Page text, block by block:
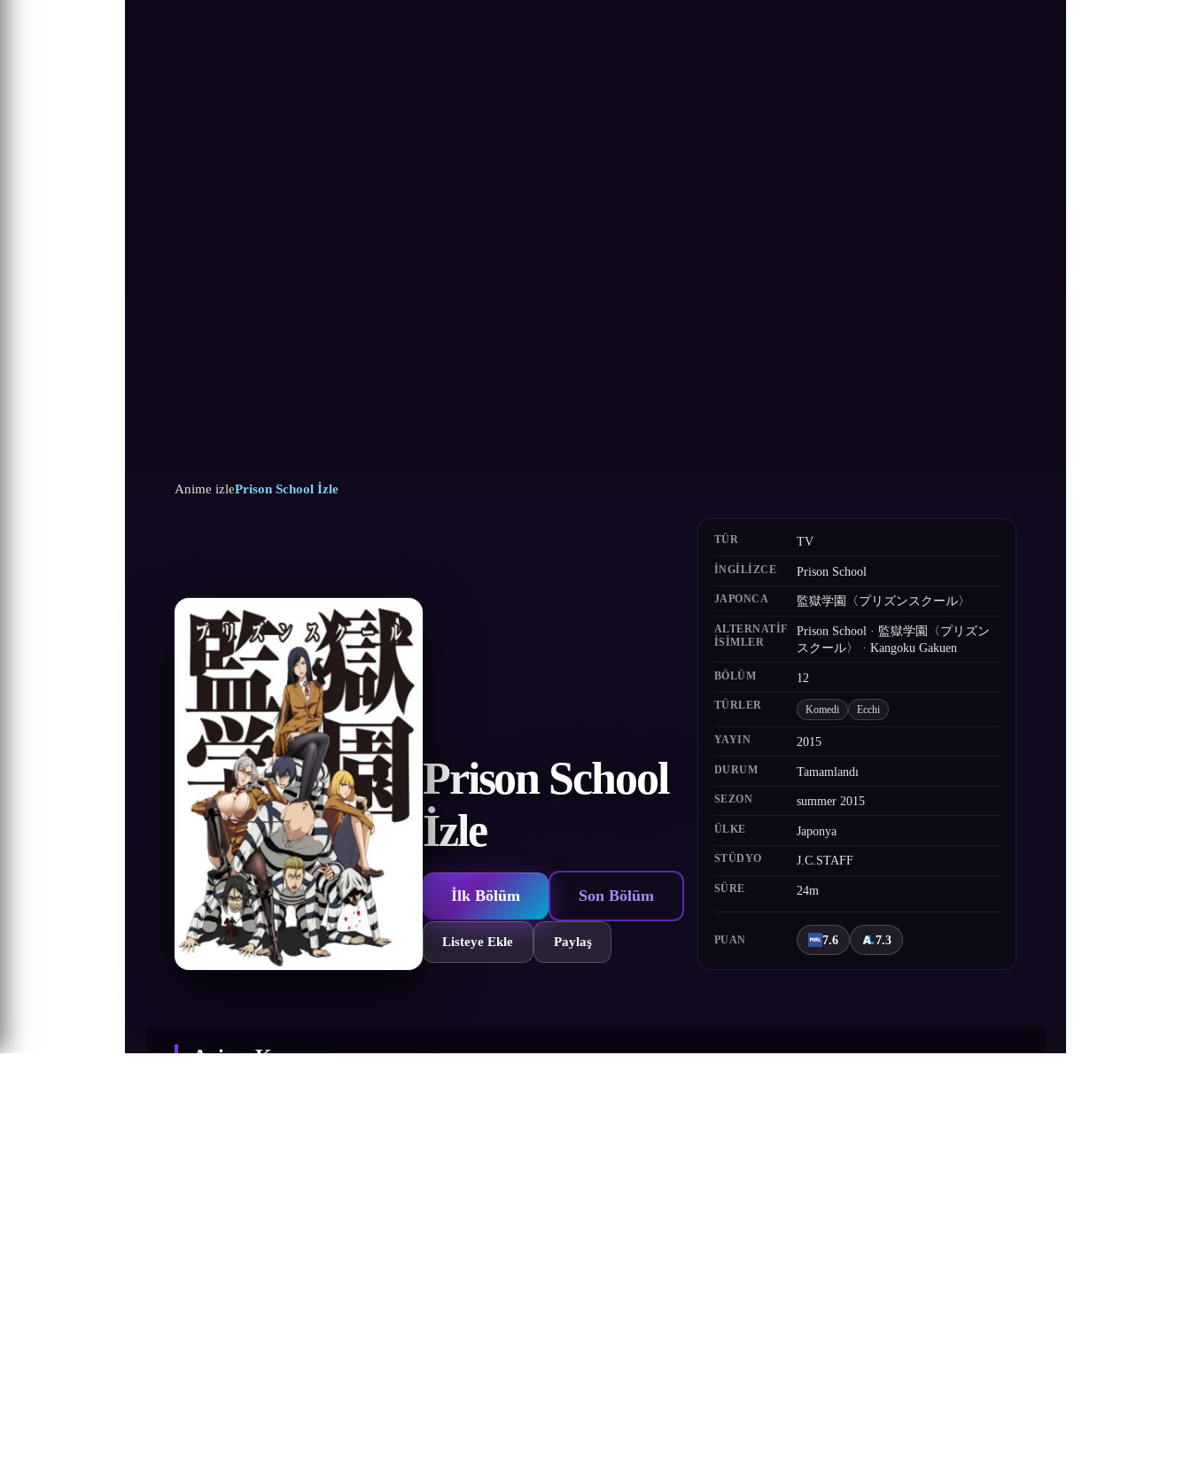
Anime izlePrison School İzle
Prison School
İzle
İlk Bölüm Son Bölüm
Listeye Ekle Paylaş
TÜR TV
İNGILIZCE Prison School
JAPONCA 監獄学園〈プリズンスクール〉
ALTERNATIF
ISIMLER
Prison School · 監獄学園〈プリズン
スクール〉 · Kangoku Gakuen
BÖLÜM 12
TÜRLER Komedi Ecchi
YAYIN 2015
DURUM Tamamlandı
SEZON summer 2015
ÜLKE Japonya
STÜDYO J.C.STAFF
SÜRE 24m
PUAN 7.6 7.3
Anime Konusu